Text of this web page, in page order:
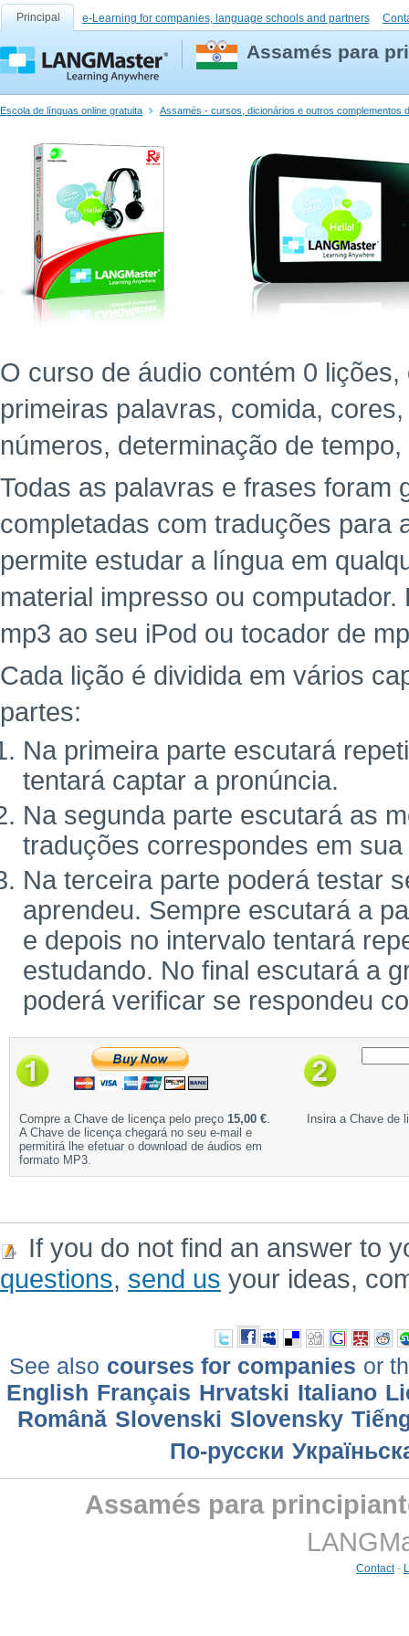
Principal e-Learning for companies, language schools and partners
Assamés para
Escola de línguas online gratuita Assamés - cursos, dicionários e outros complementos
O curso de áudio contém 0
primeiras palavras, comida,
números, determinação de
Todas as palavras e frases foram
completadas com traduções para
permite estudar a língua em
material impresso ou
mp3 ao seu iPod ou tocador de
Cada lição é dividida em vários
partes:
Na primeira parte escutará
tentará captar a pronúncia.
Na segunda parte escutará as
traduções correspondes em
Na terceira parte poderá testar
aprendeu. Sempre escutará a
e depois no intervalo tentará
estudando. No final escutará a
poderá verificar se respondeu
Compre a Chave de licença pelo preço 15,00 €.
A Chave de licença chegará no seu e-mail e
permitirá lhe efetuar o download de áudios em
formato MP3.
Insira a Chave de
If you do not find an answer to
questions, send us your ideas,
See also courses for companies or
English Français Hrvatski Italiano
Română Slovenski Slovensky
По-русски
Assamés para
Contact-